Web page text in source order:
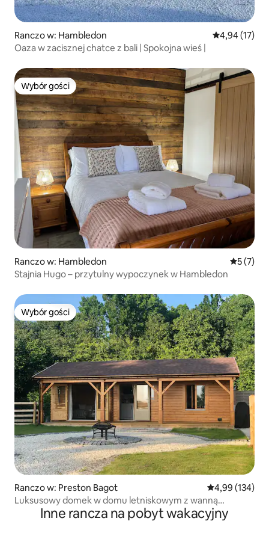
Ranczo w: Hambledon Średnia
4,94 (17)
Oaza w zacisznej chatce z bali | Spokojna wieś |
Wybór gości
Wybór gości
Ranczo w: Hambledon Średnia
5 (7)
Stajnia Hugo – przytulny wypoczynek w Hambledon
Wybór gości
Wybór gości
Ranczo w: Preston Bagot Średnia
4,99 (134)
Luksusowy domek w domu letniskowym z wanną
z hydromasażem
Inne rancza na pobyt wakacyjny